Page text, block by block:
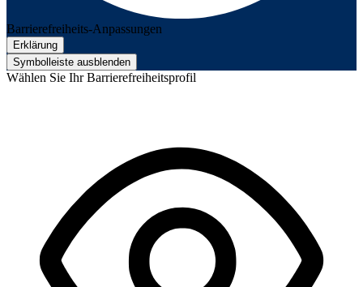
Barrierefreiheits-Anpassungen
Erklärung
Symbolleiste ausblenden
Wählen Sie Ihr Barrierefreiheitsprofil